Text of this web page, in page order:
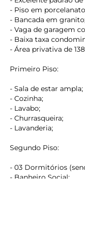
- Piso em
- Bancada em
- Vaga de garagem
- Baixa taxa
- Área privativa de
Primeiro Piso:
- Sala de estar ampla;
- Cozinha;
- Lavabo;
- Churrasqueira;
- Lavanderia;
Segundo Piso:
- 03 Dormitórios
- Banheiro Social;